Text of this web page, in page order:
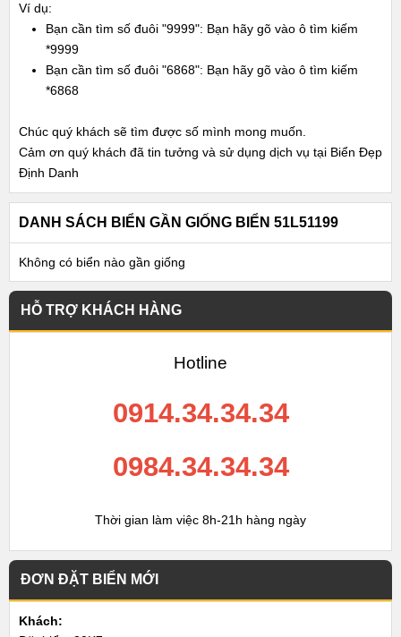
Ví dụ:
Bạn cần tìm số đuôi "9999": Bạn hãy gõ vào ô tìm kiếm
*9999
Bạn cần tìm số đuôi "6868": Bạn hãy gõ vào ô tìm kiếm
*6868
Chúc quý khách sẽ tìm được số mình mong muốn.
Cảm ơn quý khách đã tin tưởng và sử dụng dịch vụ tại Biển Đẹp
Định Danh
DANH SÁCH BIỂN GẦN GIỐNG BIỂN 51L51199
Không có biển nào gần giống
HỖ TRỢ KHÁCH HÀNG
Hotline
0914.34.34.34
0984.34.34.34
Thời gian làm việc 8h-21h hàng ngày
ĐƠN ĐẶT BIỂN MỚI
Khách: